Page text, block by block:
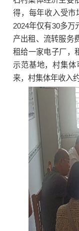
得，每年收入受市
2024年仅有30多万
产出租、流转服务
租给一家电子厂，
示范基地，村集
来，村集体年收入